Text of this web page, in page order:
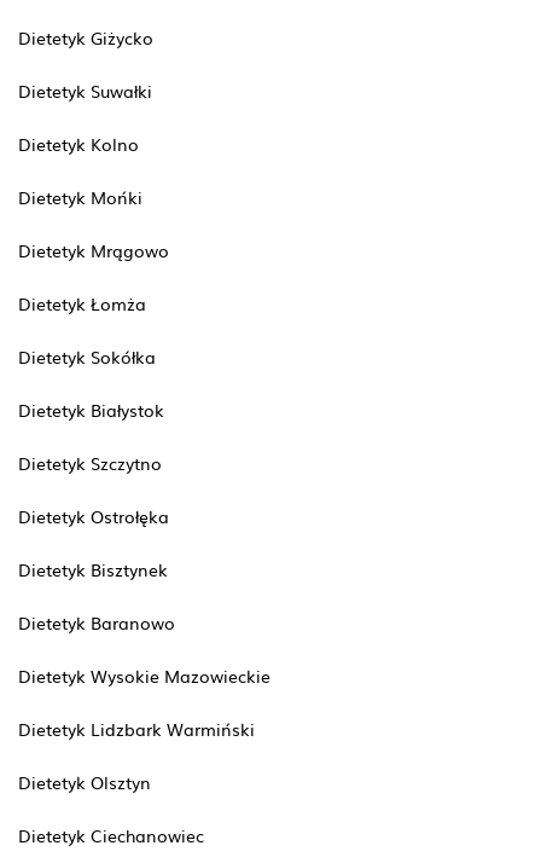
Dietetyk Giżycko
Dietetyk Suwałki
Dietetyk Kolno
Dietetyk Mońki
Dietetyk Mrągowo
Dietetyk Łomża
Dietetyk Sokółka
Dietetyk Białystok
Dietetyk Szczytno
Dietetyk Ostrołęka
Dietetyk Bisztynek
Dietetyk Baranowo
Dietetyk Wysokie Mazowieckie
Dietetyk Lidzbark Warmiński
Dietetyk Olsztyn
Dietetyk Ciechanowiec